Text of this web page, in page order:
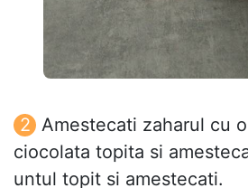
Amestecati zaharul cu
ciocolata topita si
untul topit si amestecati.